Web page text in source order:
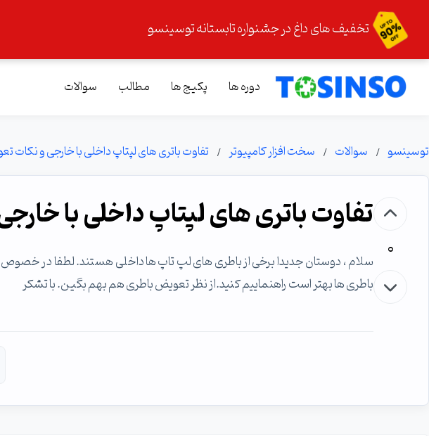
تخفیف های داغ در جشنواره تابستانه توسینسو
دوره ها پکیج ها مطالب سوالات
توسینسو سوالات سخت افزار کامپیوتر تفاوت باتری های لپتاپ داخلی با خارجی و نکات
0
تفاوت باتری های لپتاپ داخلی با
سلام ، دوستان جدیدا برخی از باطری های لپ تاپ ها داخلی هستند. لطفا در خصوص
باطری ها بهتر است راهنماییم کنید.از نظر تعویض باطری هم بهم بگین. با تشکر